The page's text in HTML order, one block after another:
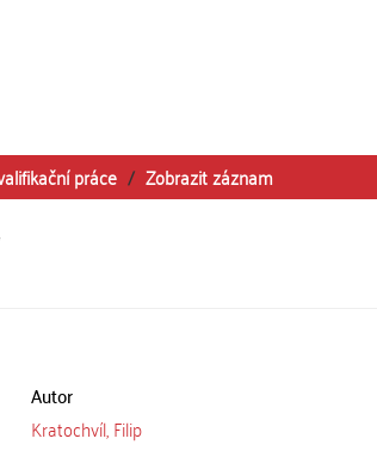
práce Zobrazit záznam
Autor
Kratochvíl, Filip